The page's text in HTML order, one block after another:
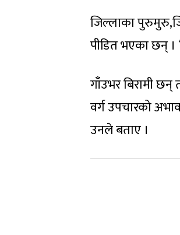
जिल्लाका
पीडित भएका छन् ।
गाँउभर बिरामी
वर्ग उपचारको
उनले बताए ।